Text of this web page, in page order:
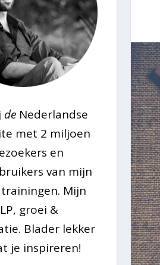
de Nederlandse
met 2 miljoen
en
van mijn
Mijn
groei &
Blader lekker
je inspireren!